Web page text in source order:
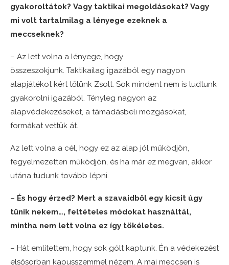
gyakoroltátok? Vagy taktikai megoldásokat? Vagy
mi volt tartalmilag a lényege ezeknek a
meccseknek?
– Az lett volna a lényege, hogy
összeszokjunk. Taktikailag igazából egy nagyon
alapjátékot kért tőlünk Zsolt. Sok mindent nem is tudtunk
gyakorolni igazából. Tényleg nagyon az
alapvédekezéseket, a támadásbeli mozgásokat,
formákat vettük át.
Az lett volna a cél, hogy ez az alap jól működjön,
fegyelmezetten működjön, és ha már ez megvan, akkor
utána tudunk tovább lépni.
– És hogy érzed? Mert a szavaidből egy kicsit úgy
tűnik nekem…, feltételes módokat használtál,
mintha nem lett volna ez így tökéletes.
– Hát említettem, hogy sok gólt kaptunk. Én a védekezést
elsősorban kapusszemmel nézem. A mai meccsen is